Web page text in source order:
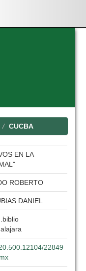
CUCBA
EN LA
ROBERTO
DANIEL
22849